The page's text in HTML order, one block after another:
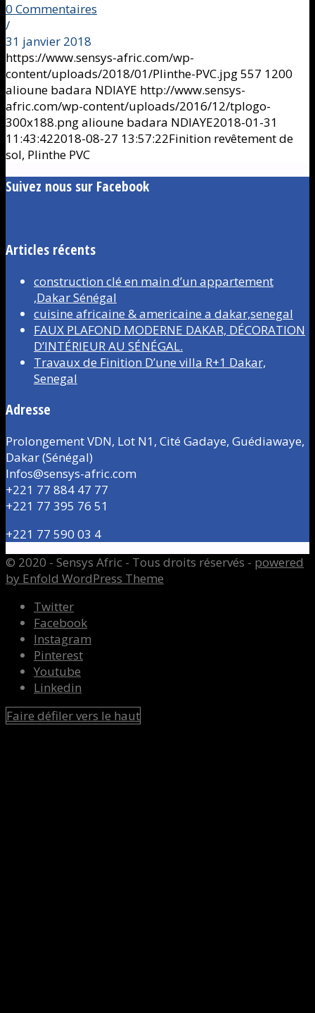
0 Commentaires
/
31 janvier 2018
https://www.sensys-afric.com/wp-
content/uploads/2018/01/Plinthe-PVC.jpg557 1200
alioune badara NDIAYE http://www.sensys-
afric.com/wp-content/uploads/2016/12/tplogo-
300x188.pngalioune badara NDIAYE2018-01-31
11:43:422018-08-27 13:57:22Finition revêtement de
sol, Plinthe PVC
Suivez nous sur Facebook
Articles récents
construction clé en main d’un appartement
,Dakar Sénégal
cuisine africaine & americaine a dakar,senegal
FAUX PLAFOND MODERNE DAKAR, DÉCORATION
D’INTÉRIEUR AU SÉNÉGAL.
Travaux de Finition D’une villa R+1 Dakar,
Senegal
Adresse
Prolongement VDN, Lot N1, Cité Gadaye, Guédiawaye,
Dakar (Sénégal)
Infos@sensys-afric.com
+221 77 884 47 77
+221 77 395 76 51
+221 77 590 03 4
© 2020 - Sensys Afric - Tous droits réservés - powered
by Enfold WordPress Theme
Twitter
Facebook
Instagram
Pinterest
Youtube
Linkedin
Faire défiler vers le haut